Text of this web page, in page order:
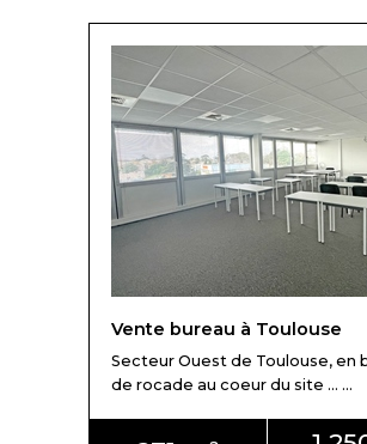
Vente bureau à Toulouse
Secteur Ouest de Toulouse, en
de rocade au coeur du site ... ...